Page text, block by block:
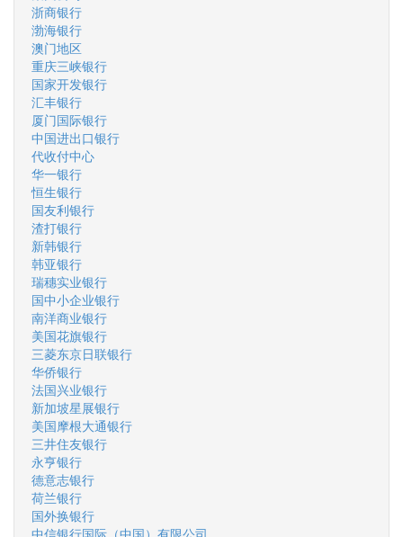
浙商银行
渤海银行
澳门地区
重庆三峡银行
国家开发银行
汇丰银行
厦门国际银行
中国进出口银行
代收付中心
华一银行
恒生银行
国友利银行
渣打银行
新韩银行
韩亚银行
瑞穗实业银行
国中小企业银行
南洋商业银行
美国花旗银行
三菱东京日联银行
华侨银行
法国兴业银行
新加坡星展银行
美国摩根大通银行
三井住友银行
永亨银行
德意志银行
荷兰银行
国外换银行
中信银行国际（中国）有限公司